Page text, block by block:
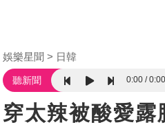
娛樂星聞 日韓
聽新聞 0:00 0:00
穿太辣被酸愛